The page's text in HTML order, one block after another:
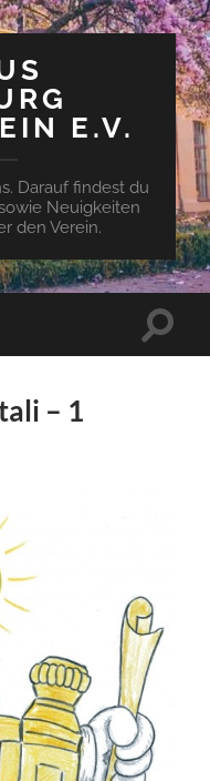
E.V.
Darauf findest du
Neuigkeiten
den Verein.
– 1